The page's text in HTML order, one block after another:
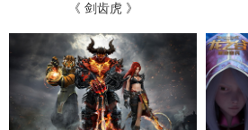
《 剑齿虎 》